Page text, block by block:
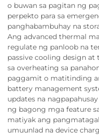
o buwan sa pagitan ng
perpekto para sa
panghabambuhay na
Ang advanced thermal
regulate ng panloob na
passive cooling design
sa overheating sa
paggamit o matitinding
battery management
updates na
ng bagong mga feature
matiyak ang
umuunlad na device